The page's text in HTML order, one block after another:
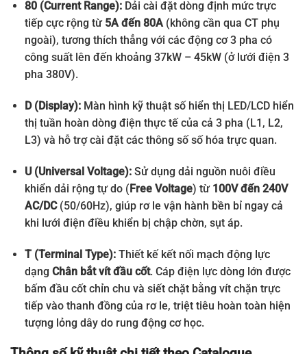
80 (Current Range):Dải cài đặt dòng định mức trực
tiếp cực rộng từ 5A đến 80A(không cần qua CT phụ
ngoài), tương thích thẳng với các động cơ 3 pha có
công suất lên đến khoảng 37kW – 45kW (ở lưới điện 3
pha 380V).
D (Display):Màn hình kỹ thuật số hiển thị LED/LCD hiển
thị tuần hoàn dòng điện thực tế của cả 3 pha (L1, L2,
L3) và hỗ trợ cài đặt các thông số số hóa trực quan.
U (Universal Voltage):Sử dụng dải nguồn nuôi điều
khiển dải rộng tự do (Free Voltage) từ 100V đến 240V
AC/DC(50/60Hz), giúp rơ le vận hành bền bỉ ngay cả
khi lưới điện điều khiển bị chập chờn, sụt áp.
T (Terminal Type):Thiết kế kết nối mạch động lực
dạng Chân bắt vít đầu cốt. Cáp điện lực dòng lớn được
bấm đầu cốt chỉn chu và siết chặt bằng vít chặn trực
tiếp vào thanh đồng của rơ le, triệt tiêu hoàn toàn hiện
tượng lỏng dây do rung động cơ học.